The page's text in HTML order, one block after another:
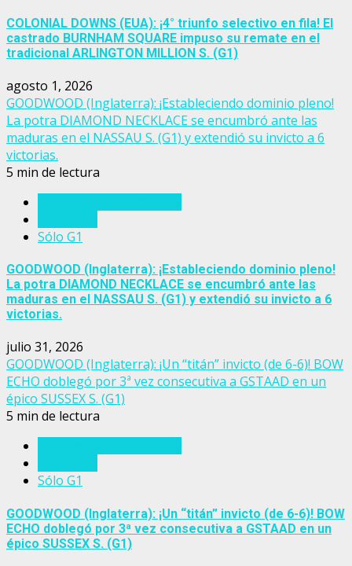
COLONIAL DOWNS (EUA): ¡4° triunfo selectivo en fila! El
castrado BURNHAM SQUARE impuso su remate en el
tradicional ARLINGTON MILLION S. (G1)
agosto 1, 2026
GOODWOOD (Inglaterra): ¡Estableciendo dominio pleno!
La potra DIAMOND NECKLACE se encumbró ante las
maduras en el NASSAU S. (G1) y extendió su invicto a 6
victorias.
5 min de lectura
Sólo G1
GOODWOOD (Inglaterra): ¡Estableciendo dominio pleno!
La potra DIAMOND NECKLACE se encumbró ante las
maduras en el NASSAU S. (G1) y extendió su invicto a 6
victorias.
julio 31, 2026
GOODWOOD (Inglaterra): ¡Un “titán” invicto (de 6-6)! BOW
ECHO doblegó por 3ª vez consecutiva a GSTAAD en un
épico SUSSEX S. (G1)
5 min de lectura
Sólo G1
GOODWOOD (Inglaterra): ¡Un “titán” invicto (de 6-6)! BOW
ECHO doblegó por 3ª vez consecutiva a GSTAAD en un
épico SUSSEX S. (G1)